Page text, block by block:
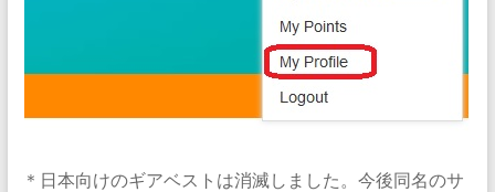
＊日本向けのギアベストは消滅しました。今後同名のサ